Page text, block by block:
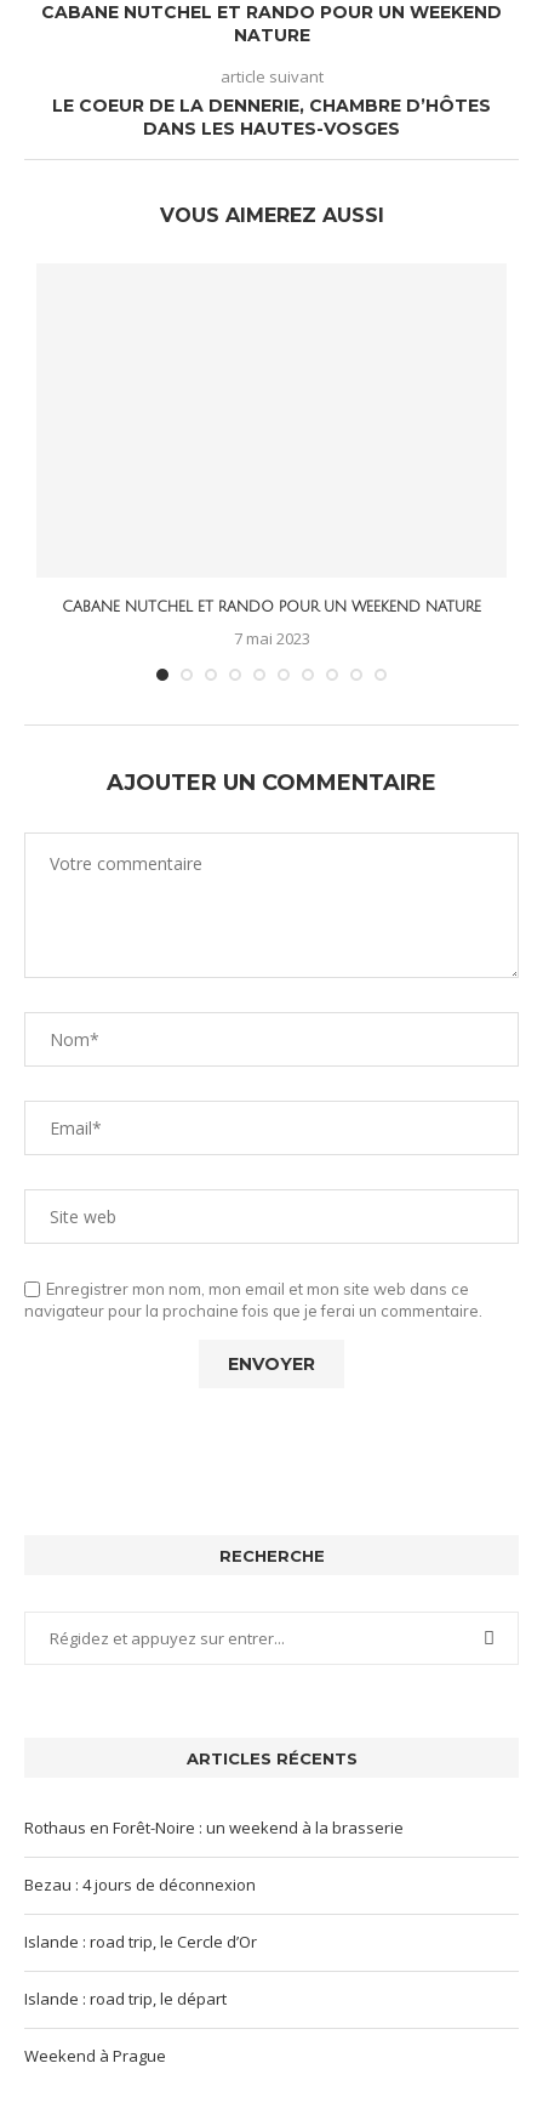
CABANE NUTCHEL ET RANDO POUR UN WEEKEND
NATURE
article suivant
LE COEUR DE LA DENNERIE, CHAMBRE D’HÔTES
DANS LES HAUTES-VOSGES
VOUS AIMEREZ AUSSI
CABANE NUTCHEL ET RANDO POUR UN WEEKEND NATURE
7 mai 2023
AJOUTER UN COMMENTAIRE
Enregistrer mon nom, mon email et mon site web dans ce
navigateur pour la prochaine fois que je ferai un commentaire.
RECHERCHE
ARTICLES RÉCENTS
Rothaus en Forêt-Noire : un weekend à la brasserie
Bezau : 4 jours de déconnexion
Islande : road trip, le Cercle d’Or
Islande : road trip, le départ
Weekend à Prague